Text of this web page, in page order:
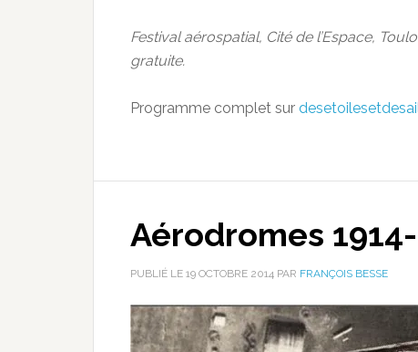
Festival aérospatial, Cité de l’Espace,
gratuite.
Programme complet sur
Aérodromes
PUBLIÉ LE 19 OCTOBRE 2014 PAR FRANÇOIS BESSE